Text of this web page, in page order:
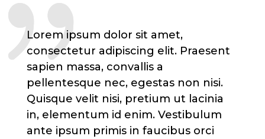
Lorem ipsum dolor sit amet,
consectetur adipiscing elit. Praesent
sapien massa, convallis a
pellentesque nec, egestas non nisi.
Quisque velit nisi, pretium ut lacinia
in, elementum id enim. Vestibulum
ante ipsum primis in faucibus orci